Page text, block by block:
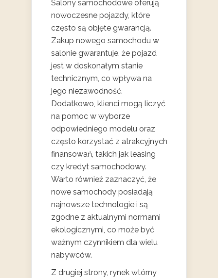
Salony samochodowe oferują
nowoczesne pojazdy, które
często są objęte gwarancją.
Zakup nowego samochodu w
salonie gwarantuje, że pojazd
jest w doskonałym stanie
technicznym, co wpływa na
jego niezawodność.
Dodatkowo, klienci mogą liczyć
na pomoc w wyborze
odpowiedniego modelu oraz
często korzystać z atrakcyjnych
finansowań, takich jak leasing
czy kredyt samochodowy.
Warto również zaznaczyć, że
nowe samochody posiadają
najnowsze technologie i są
zgodne z aktualnymi normami
ekologicznymi, co może być
ważnym czynnikiem dla wielu
nabywców.
Z drugiej strony, rynek wtórny